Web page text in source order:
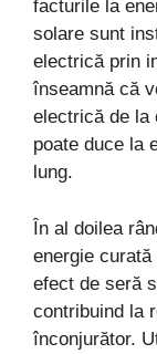
facturile la
solare sunt
electrică prin
înseamnă că
electrică de la
poate duce la
lung.
În al doilea
energie
efect de seră
contribuind la
înconjurător.